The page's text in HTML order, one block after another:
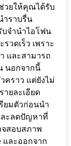
วยให้คุณได้รับ
ำราบรื่น
บจำนำไอโฟน
วดเร็ว เพราะ
และสามารถ
นอกจากนี้
คราว แต่ยังไม่
ยละเอียด
ยมตัวก่อนนำ
ละลดปัญหาที่
จสอบสภาพ
และออกจาก